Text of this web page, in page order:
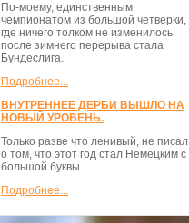
По-моему, единственным
чемпионатом из большой четверки,
где ничего толком не изменилось
после зимнего перерыва стала
Бундеслига.
Подробнее...
ВНУТРЕННЕЕ ДЕРБИ ВЫШЛО НА
НОВЫЙ УРОВЕНЬ.
Только разве что ленивый, не писал
о том, что этот год стал Немецким с
большой буквы.
Подробнее...